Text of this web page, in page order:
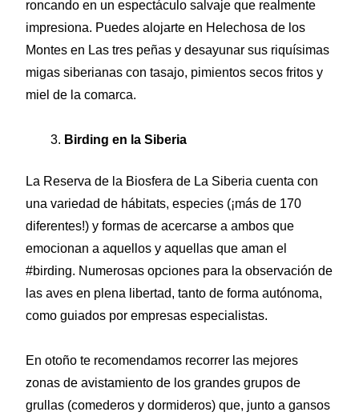
roncando en un espectáculo salvaje que realmente
impresiona. Puedes alojarte en Helechosa de los
Montes en Las tres peñas y desayunar sus riquísimas
migas siberianas con tasajo, pimientos secos fritos y
miel de la comarca.
Birding en la Siberia
La Reserva de la Biosfera de La Siberia cuenta con
una variedad de hábitats, especies (¡más de 170
diferentes!) y formas de acercarse a ambos que
emocionan a aquellos y aquellas que aman el
#birding. Numerosas opciones para la observación de
las aves en plena libertad, tanto de forma autónoma,
como guiados por empresas especialistas.
En otoño te recomendamos recorrer las mejores
zonas de avistamiento de los grandes grupos de
grullas (comederos y dormideros) que, junto a gansos